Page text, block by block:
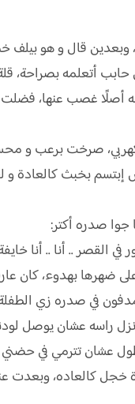
قال و هو بيلف
أتعلمه بصراحة،
أصلًا غصب عنها،
صرخت برعب و
إبتسم بخبث
جوا صدره أكتر:
القصر .. أنا .. أنا
ضهرها بهدوء، كان
في صدره زي
نزل راسه عشان يوصل
عشان تترمي في
خجل كالعاده،